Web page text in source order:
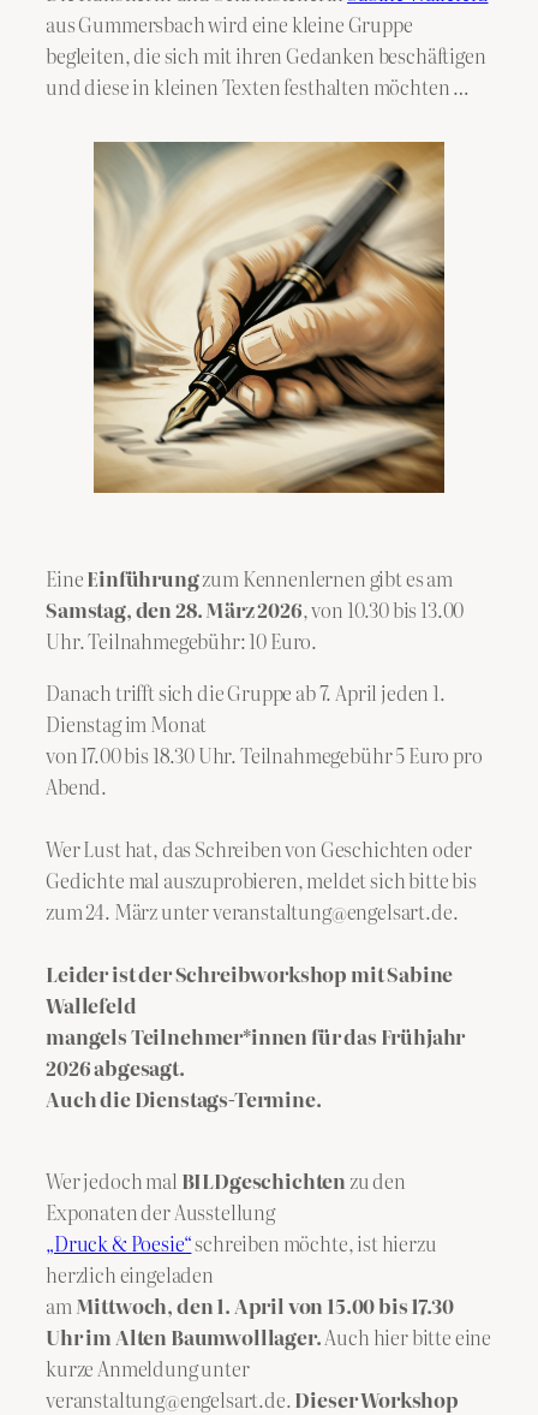
aus Gummersbach wird eine kleine Gruppe
begleiten, die sich mit ihren Gedanken beschäftigen
und diese in kleinen Texten festhalten möchten …
EineEinführungzum Kennenlernen gibt es am
Samstag, den 28. März 2026, von 10.30 bis 13.00
Uhr. Teilnahmegebühr: 10 Euro.
Danach trifft sich die Gruppe ab 7. April jeden 1.
Dienstag im Monat
von 17.00 bis 18.30 Uhr. Teilnahmegebühr 5 Euro pro
Abend.
Wer Lust hat, das Schreiben von Geschichten oder
Gedichte mal auszuprobieren, meldet sich bitte bis
zum 24. März unter veranstaltung@engelsart.de.
Leider ist der Schreibworkshop mit Sabine
Wallefeld
mangels Teilnehmer*innen für das Frühjahr
2026 abgesagt.
Auch die Dienstags-Termine.
Wer jedoch mal BILDgeschichten zu den
Exponaten der Ausstellung
„Druck & Poesie“schreiben möchte, ist hierzu
herzlich eingeladen
amMittwoch, den 1. April von 15.00 bis 17.30
Uhr im Alten Baumwolllager.Auch hier bitte eine
kurze Anmeldung unter
veranstaltung@engelsart.de.Dieser Workshop